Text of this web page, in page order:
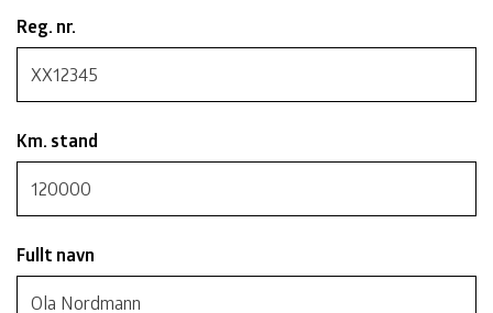
Reg. nr.
Km. stand
Fullt navn